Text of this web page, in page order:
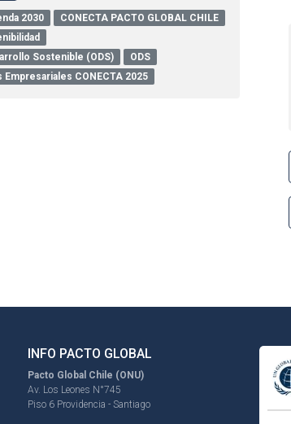
2030
CONECTA PACTO GLOBAL CHILE
Sostenible (ODS)
ODS
CONECTA 2025
INFO PACTO GLOBAL
Pacto Global Chile (ONU)
Av. Los Leones N°745
Piso 6 Providencia - Santiago